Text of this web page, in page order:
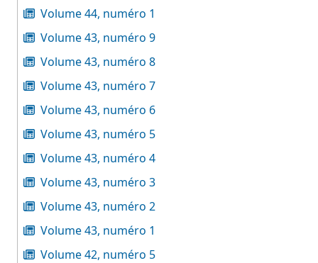
Volume 44, numéro 1
Volume 43, numéro 9
Volume 43, numéro 8
Volume 43, numéro 7
Volume 43, numéro 6
Volume 43, numéro 5
Volume 43, numéro 4
Volume 43, numéro 3
Volume 43, numéro 2
Volume 43, numéro 1
Volume 42, numéro 5